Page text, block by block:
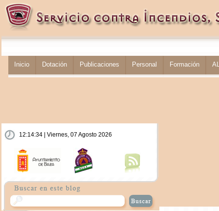
Inicio Dotación Publicaciones Personal Formación
12:14:34 | Viernes, 07 Agosto 2026